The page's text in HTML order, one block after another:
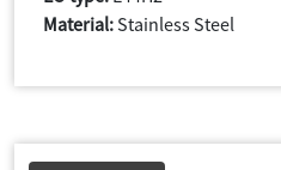
Material: Stainless Steel